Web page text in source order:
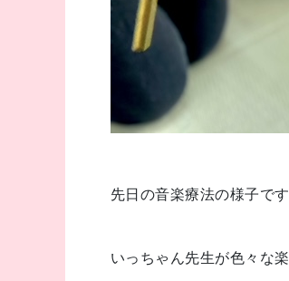
先日の音楽療法の様子で
いっちゃん先生が色々な